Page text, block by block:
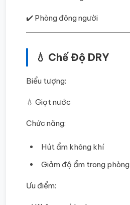
✔️ Phòng đông người
💧 Chế Độ DRY
Biểu tượng:
💧 Giọt nước
Chức năng:
Hút ẩm không khí
Giảm độ ẩm trong phòng
Ưu điểm: